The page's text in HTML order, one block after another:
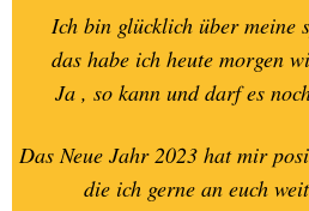
25.-LES MILLS-AKTIVA
27.-LINKLISTE
Ich bin glücklich über meine
das habe ich heute morgen
Ja , so kann und darf es
Das Neue Jahr 2023 hat mir
die ich gerne an euch